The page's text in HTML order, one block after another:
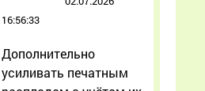
16:56:33
Дополнительно
усиливать печатным